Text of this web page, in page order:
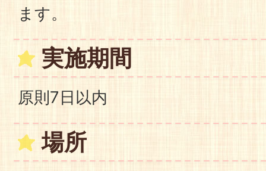
ます。
実施期間
原則7日以内
場所